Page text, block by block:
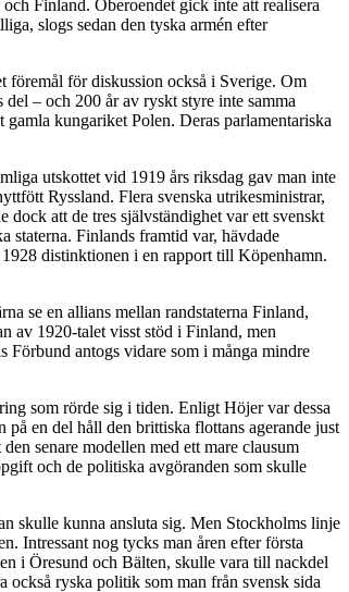
Finland. Oberoendet gick inte att realisera
slogs sedan den tyska armén efter
föremål för diskussion också i Sverige. Om
– och 200 år av ryskt styre inte samma
kungariket Polen. Deras parlamentariska
utskottet vid 1919 års riksdag gav man inte
Ryssland. Flera svenska utrikesministrar,
att de tres självständighet var ett svenskt
staterna. Finlands framtid var, hävdade
distinktionen i en rapport till Köpenhamn.
se en allians mellan randstaterna Finland,
av 1920-talet visst stöd i Finland, men
Förbund antogs vidare som i många mindre
som rörde sig i tiden. Enligt Höjer var dessa
en del håll den brittiska flottans agerande just
senare modellen med ett mare clausum
och de politiska avgöranden som skulle
skulle kunna ansluta sig. Men Stockholms linje
Intressant nog tycks man åren efter första
i Öresund och Bälten, skulle vara till nackdel
också ryska politik som man från svensk sida